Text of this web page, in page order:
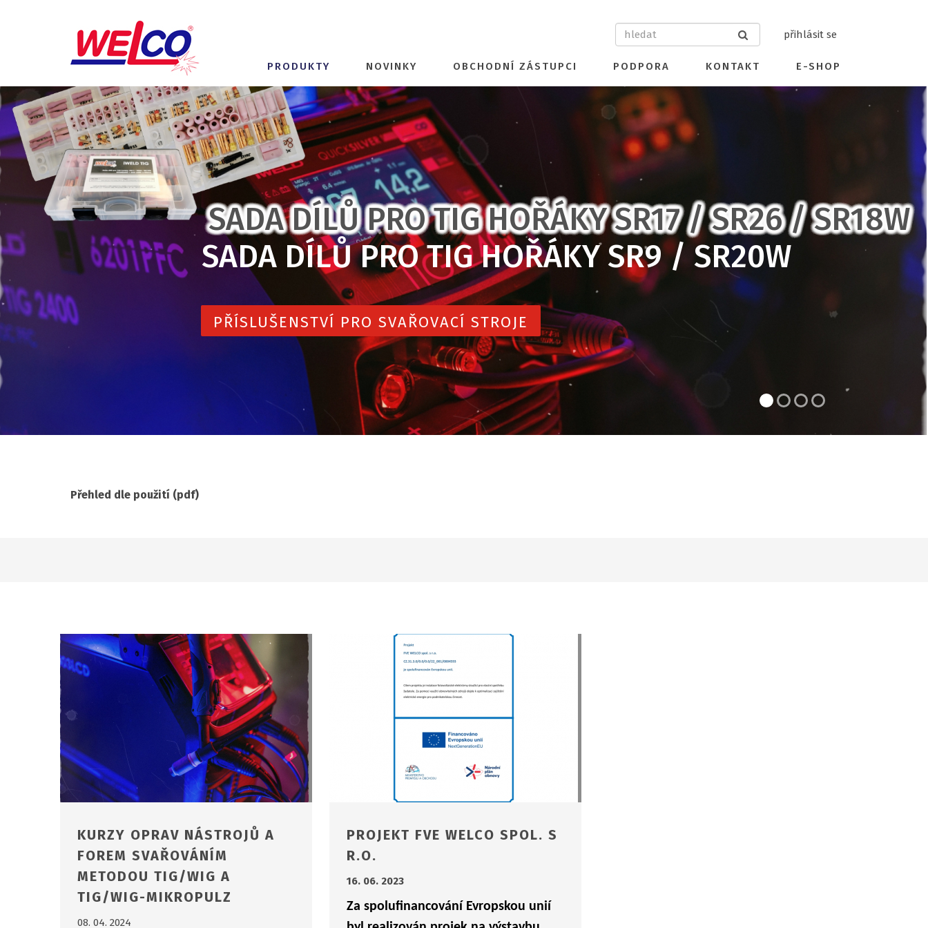
přihlásit se
PRODUKTY NOVINKY OBCHODNÍ ZÁSTUPCI PODPORA KONTAKT E-SHOP
SADA DÍLŮ PRO TIG HOŘÁKY SR17 / SR26 / SR18W
SADA DÍLŮ PRO TIG HOŘÁKY SR9 / SR20W
PŘÍSLUŠENSTVÍ PRO SVAŘOVACÍ STROJE
Přehled dle použití (pdf)
KURZY OPRAV NÁSTROJŮ A
FOREM SVAŘOVÁNÍM
METODOU TIG/WIG A
TIG/WIG-MIKROPULZ
08. 04. 2024
PROJEKT FVE WELCO SPOL. S
R.O.
16. 06. 2023
Za spolufinancování Evropskou unií